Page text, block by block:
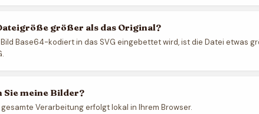
größer als das Original?
Base64-kodiert in das SVG eingebettet wird, ist die Datei etwas
Sie meine Bilder?
gesamte Verarbeitung erfolgt lokal in Ihrem Browser.